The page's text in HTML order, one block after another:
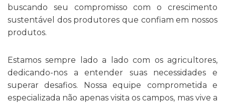
buscando seu compromisso com o crescimento
sustentável dos produtores que confiam em nossos
produtos.
Estamos sempre lado a lado com os agricultores,
dedicando-nos a entender suas necessidades e
superar desafios. Nossa equipe comprometida e
especializada não apenas visita os campos, mas vive a